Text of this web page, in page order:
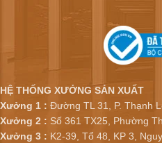
HỆ THỐNG XƯỞNG SẢN XUẤT
Xưởng 1 : Đường TL 31, P. Thạnh
Xưởng 2 : Số 361 TX25, Phường
Xưởng 3 : K2-39, Tổ 48, KP 3,